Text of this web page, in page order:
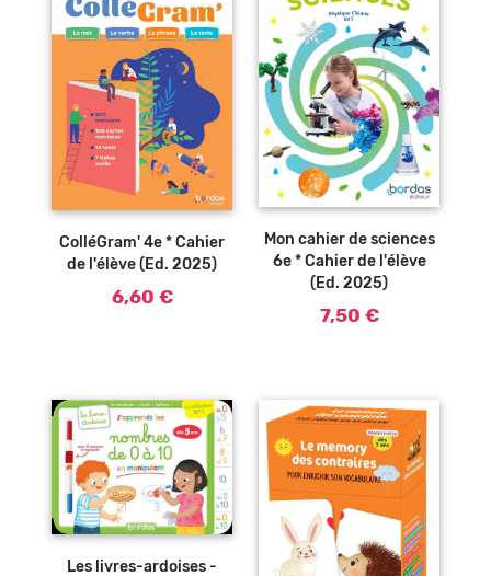
Ajouter au
ColléGram' 4e * Cahier
de l'élève (Ed. 2025)
6,60 €
Ajouter au
Mon cahier de sciences
6e * Cahier de l'élève
(Ed. 2025)
7,50 €
Ajouter au
Les livres-ardoises -